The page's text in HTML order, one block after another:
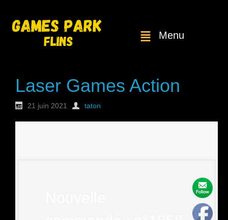
Menu
Laser Games Action
21 juin 2021 taton